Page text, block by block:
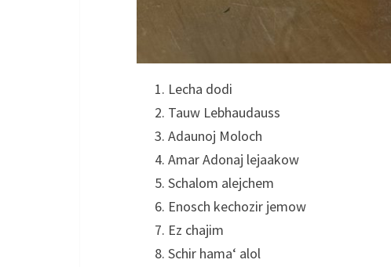
Lecha dodi
Tauw Lebhaudauss
Adaunoj Moloch
Amar Adonaj lejaakow
Schalom alejchem
Enosch kechozir jemow
Ez chajim
Schir hama‘ alol